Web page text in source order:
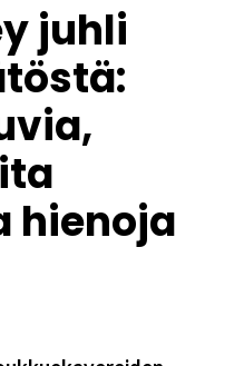
juhli
hienoja